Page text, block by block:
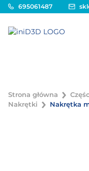
695061487
Strona główna
Nakrętki
Nakrętka